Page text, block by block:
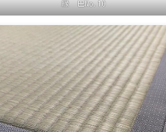
縁 巴No.10